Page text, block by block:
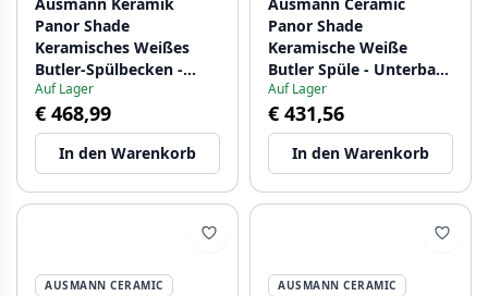
Panor Shade
Keramisches Weißes
Butler-Spülbecken -
Unterbau und
Zwischenbau 630 x 597
mm mit
Armaturenbank und
Kupferstopfen
1208970559
Auf Lager
€ 468,99
In den Warenkorb
Panor Shade
Keramische Weiße
Butler Spüle - Unterbau
und Zwischenbau 630 x
597 mm mit
Armaturenbank und
Edelstahl-Stöpsel
1208970560
Auf Lager
€ 431,56
In den Warenkorb
AUSMANN CERAMIC AUSMANN CERAMIC